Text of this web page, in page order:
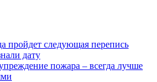
пройдет следующая перепись
дату
пожара – всегда лучше